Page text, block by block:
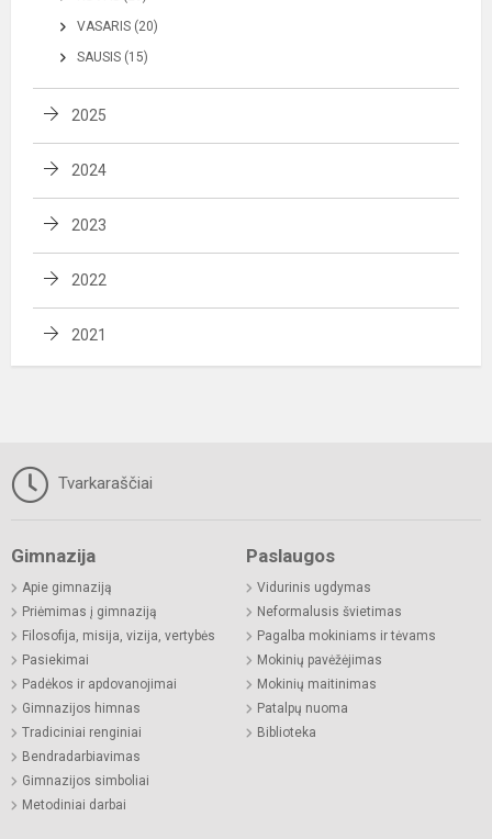
VASARIS (20)
SAUSIS (15)
2025
2024
2023
2022
2021
Tvarkaraščiai
Gimnazija
Apie gimnaziją
Priėmimas į gimnaziją
Filosofija, misija, vizija, vertybės
Pasiekimai
Padėkos ir apdovanojimai
Gimnazijos himnas
Tradiciniai renginiai
Bendradarbiavimas
Gimnazijos simboliai
Metodiniai darbai
Paslaugos
Vidurinis ugdymas
Neformalusis švietimas
Pagalba mokiniams ir tėvams
Mokinių pavėžėjimas
Mokinių maitinimas
Patalpų nuoma
Biblioteka